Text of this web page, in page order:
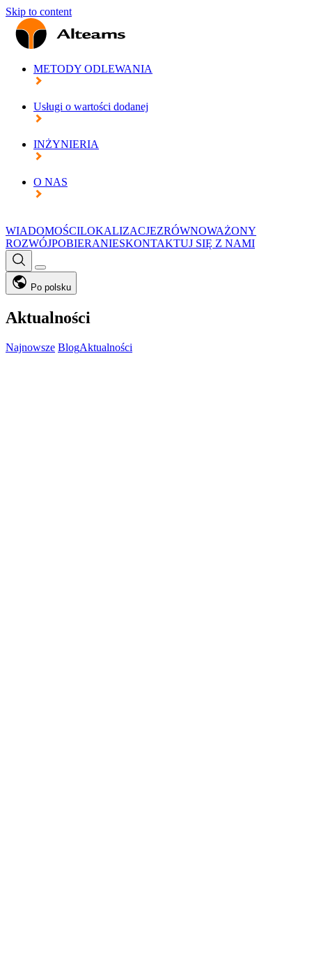
Skip to content
METODY ODLEWANIA
Usługi o wartości dodanej
INŻYNIERIA
O NAS
WIADOMOŚCILOKALIZACJEZRÓWNOWAŻONY
ROZWÓJPOBIERANIESKONTAKTUJ SIĘ Z NAMI
Po polsku
Aktualności
Najnowsze BlogAktualności